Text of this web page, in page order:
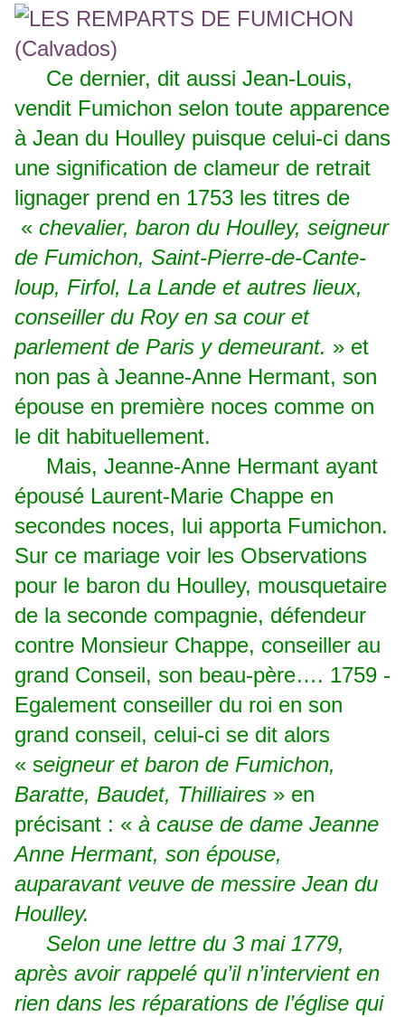
Ce dernier, dit aussi Jean-Louis,
vendit Fumichon selon toute apparence
à Jean du Houlley puisque celui-ci dans
une signification de clameur de retrait
lignager prend en 1753 les titres de
« chevalier, baron du Houlley, seigneur
de Fumichon, Saint-Pierre-de-Cante­
loup, Firfol, La Lande et autres lieux,
conseiller du Roy en sa cour et
parlement de Paris y demeurant. » et
non pas à Jeanne-Anne Hermant, son
épouse en première noces comme on
le dit habituellement.
Mais, Jeanne-Anne Hermant ayant
épousé Laurent-Marie Chappe en
secondes noces, lui apporta Fumichon.
Sur ce mariage voir les Observations
pour le baron du Houlley, mousquetaire
de la seconde compagnie, défendeur
contre Monsieur Chappe, conseiller au
grand Conseil, son beau-père…. 1759 -
Egalement conseiller du roi en son
grand conseil, celui-ci se dit alors
« seigneur et baron de Fumichon,
Baratte, Baudet, Thilliaires » en
précisant : « à cause de dame Jeanne
Anne Hermant, son épouse,
auparavant veuve de messire Jean du
Houlley.
Selon une lettre du 3 mai 1779,
après avoir rappelé qu’il n’intervient en
rien dans les réparations de l’église qui